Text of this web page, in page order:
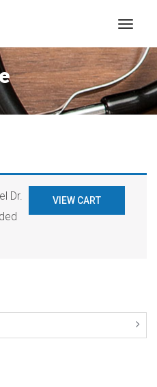
VIEW CART
Dr.